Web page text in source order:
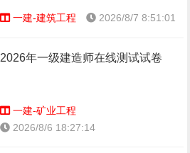
一建-建筑工程 2026/8/7 8:51:01
2026年一级建造师在线测试试卷
一建-矿业工程
2026/8/6 18:27:14